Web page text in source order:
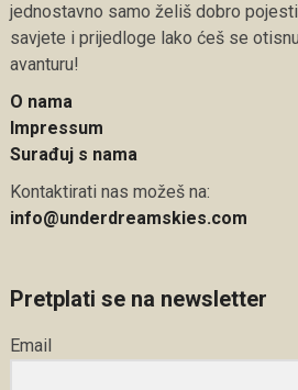
jednostavno samo želiš dobro
savjete i prijedloge lako ćeš se
avanturu!
O nama
Impressum
Surađuj s nama
Kontaktirati nas možeš na:
info@underdreamskies.com
Pretplati se na newsletter
Email